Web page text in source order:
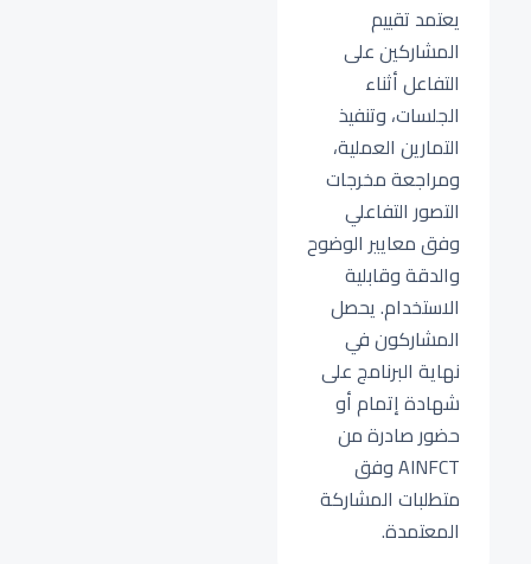
يعتمد تقييم
المشاركين على
التفاعل أثناء
الجلسات، وتنفيذ
التمارين العملية،
ومراجعة مخرجات
التصور التفاعلي
وفق معايير الوضوح
والدقة وقابلية
الاستخدام. يحصل
المشاركون في
نهاية البرنامج على
شهادة إتمام أو
حضور صادرة من
AINFCT وفق
متطلبات المشاركة
المعتمدة.